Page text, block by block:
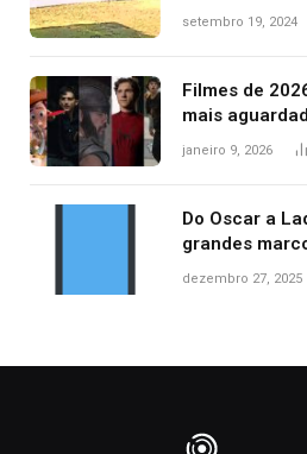
durante
setembro 19, 2024
Filmes de
mais
principais
janeiro 9, 2026
Do Oscar a
grandes
dezembro 27, 2025